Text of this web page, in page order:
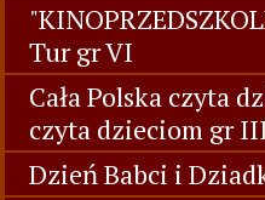
Tur gr VI
Cała Polska czyta
czyta dzieciom gr
Dzień Babci i